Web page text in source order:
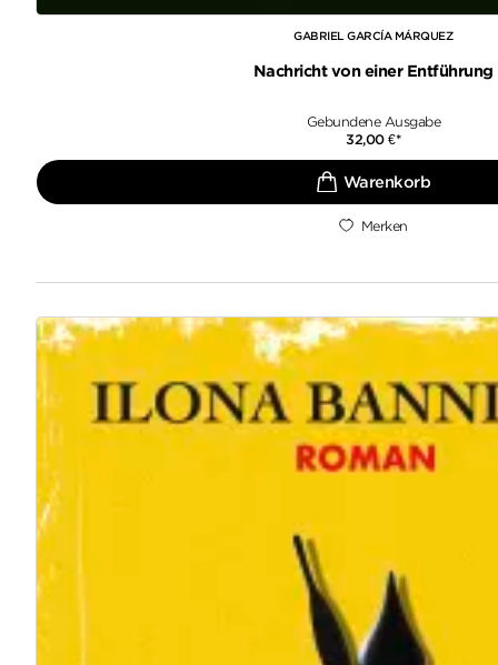
GABRIEL GARCÍA MÁRQUEZ
Nachricht von einer Entführung
Gebundene Ausgabe
32,00€*
Merken